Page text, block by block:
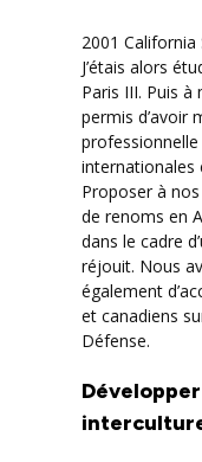
2001
J’étais alors
Paris III. Puis à
permis d’avoir
internationales
Proposer à
de renoms en
dans le cadre
réjouit. Nous
également
et canadiens
Défense.